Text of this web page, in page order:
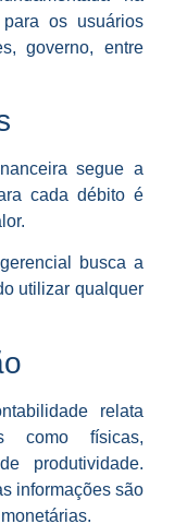
para os usuários
governo, entre
segue a
cada débito é
busca a
utilizar qualquer
relata
como físicas,
produtividade.
informações são